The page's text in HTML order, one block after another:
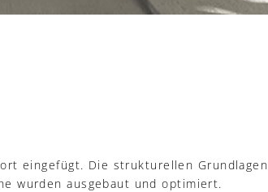
eingefügt. Die strukturellen Grundlagen
wurden ausgebaut und optimiert.